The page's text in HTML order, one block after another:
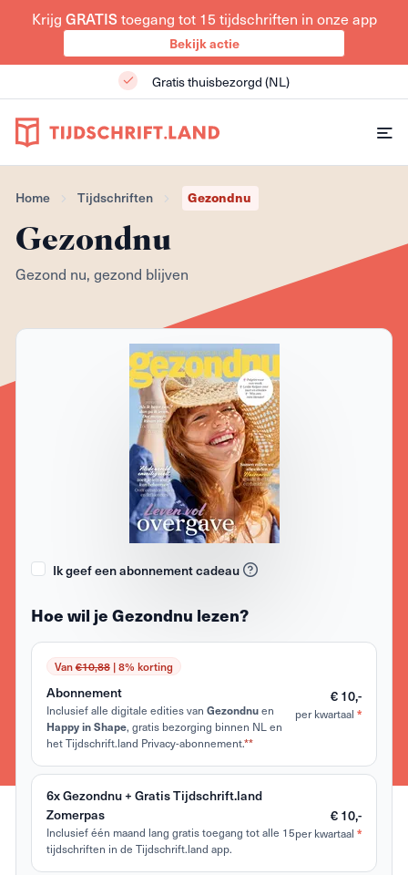
Krijg GRATIStoegang tot 15 tijdschriften in onze app
Bekijk actie
Gratis thuisbezorgd (NL)
Home Tijdschriften Gezondnu
Gezondnu
Gezond nu, gezond blijven
Ik geef een abonnement cadeau
Hoe wil je Gezondnu lezen?
Van€10,88| 8% korting
Abonnement
Inclusief alle digitale edities van Gezondnuen
Happy in Shape, gratis bezorging binnen NL en
het Tijdschrift.land Privacy-abonnement.**
€ 10,-
per kwartaal *
6x Gezondnu + Gratis Tijdschrift.land
Zomerpas
Inclusief één maand lang gratis toegang tot alle 15
tijdschriften in de Tijdschrift.land app.
€ 10,-
per kwartaal *